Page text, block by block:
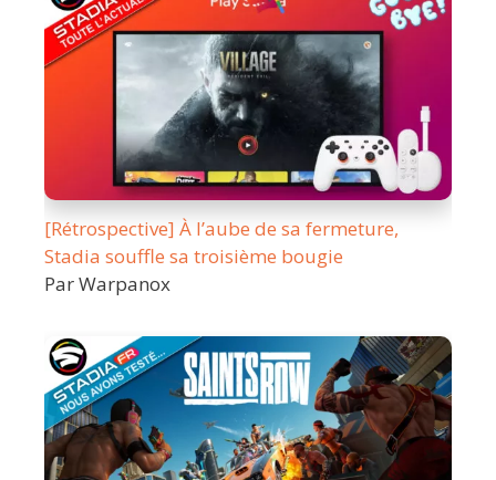
[Rétrospective] À l’aube de sa fermeture,
Stadia souffle sa troisième bougie
Par Warpanox